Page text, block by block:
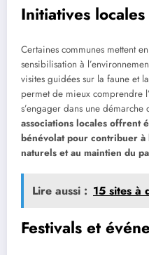
Initiatives
Certaines communes mettent
sensibilisation à
visites guidées sur la faune et
permet de mieux comprendre
s’engager dans une démarche
associations locales offrent
bénévolat pour contribuer à
naturels et au maintien du
Lire aussi : 15 sites à
Festivals et